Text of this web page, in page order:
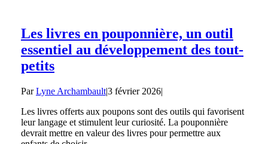
Les livres en pouponnière, un outil
essentiel au développement des tout-
petits
ParLyne Archambault|3 février 2026|
Les livres offerts aux poupons sont des outils qui favorisent
leur langage et stimulent leur curiosité. La pouponnière
devrait mettre en valeur des livres pour permettre aux